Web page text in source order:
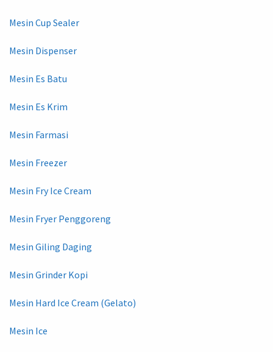
Mesin Cup Sealer
Mesin Dispenser
Mesin Es Batu
Mesin Es Krim
Mesin Farmasi
Mesin Freezer
Mesin Fry Ice Cream
Mesin Fryer Penggoreng
Mesin Giling Daging
Mesin Grinder Kopi
Mesin Hard Ice Cream (Gelato)
Mesin Ice